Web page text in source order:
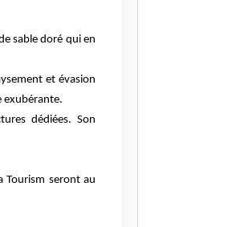
sable doré qui en
et évasion
exubérante.
dédiées. Son
Tourism seront au